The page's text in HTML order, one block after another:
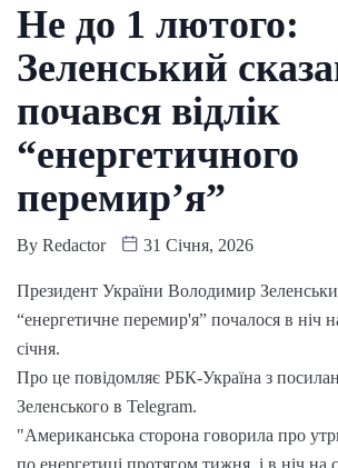
Не до 1 лютого:
Зеленський
почався відлік
“енергетичного
перемир’я”
By Redactor 31 Січня, 2026
Президент України Володимир
“енергетичне перемир'я” почалося в ніч
січня.
Про це повідомляє РБК-Україна з
Зеленського в Telegram.
"Американська сторона говорила про
по енергетиці протягом тижня, і в ніч на